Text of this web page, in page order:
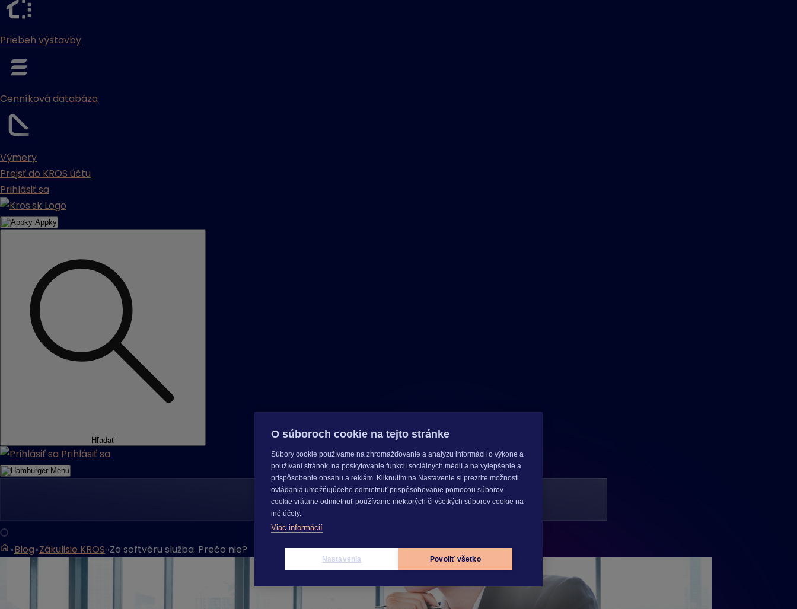
Priebeh výstavby
Cenníková databáza
Výmery
Prejsť do KROS účtu
Prihlásiť sa
Appky
Hľadať
Prihlásiť sa
Menu
Blog Zákulisie KROS Zo softvéru služba. Prečo nie?
O súboroch cookie na tejto stránke
Súbory cookie používame na zhromažďovanie a analýzu informácií o výkone a
používaní stránok, na poskytovanie funkcií sociálnych médií a na vylepšenie a
prispôsobenie obsahu a reklám. Kliknutím na Nastavenie si prezrite možnosti
ovládania umožňujúceho odmietnuť prispôsobovanie pomocou súborov
cookie vrátane odmietnuť používanie niektorých či všetkých súborov cookie na
iné účely.
Viac informácií
Nastavenia Povoliť všetko